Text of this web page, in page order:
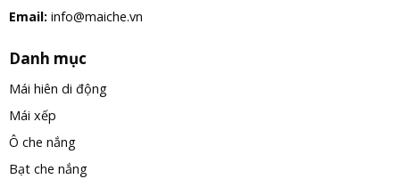
Email:info@maiche.vn
Danh mục
Mái hiên di động
Mái xếp
Ô che nắng
Bạt che nắng